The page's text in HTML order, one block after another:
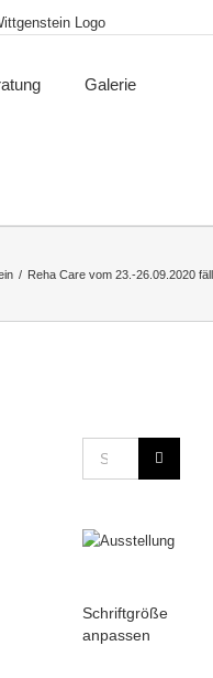
Galerie
Reha Care vom 23.-26.09.2020
Schriftgröße
anpassen